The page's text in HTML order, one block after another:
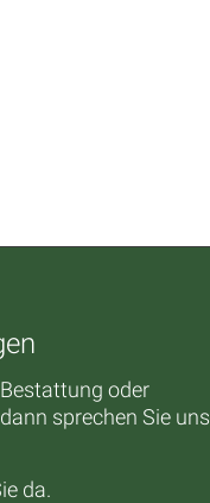
oder
sprechen Sie uns
da.